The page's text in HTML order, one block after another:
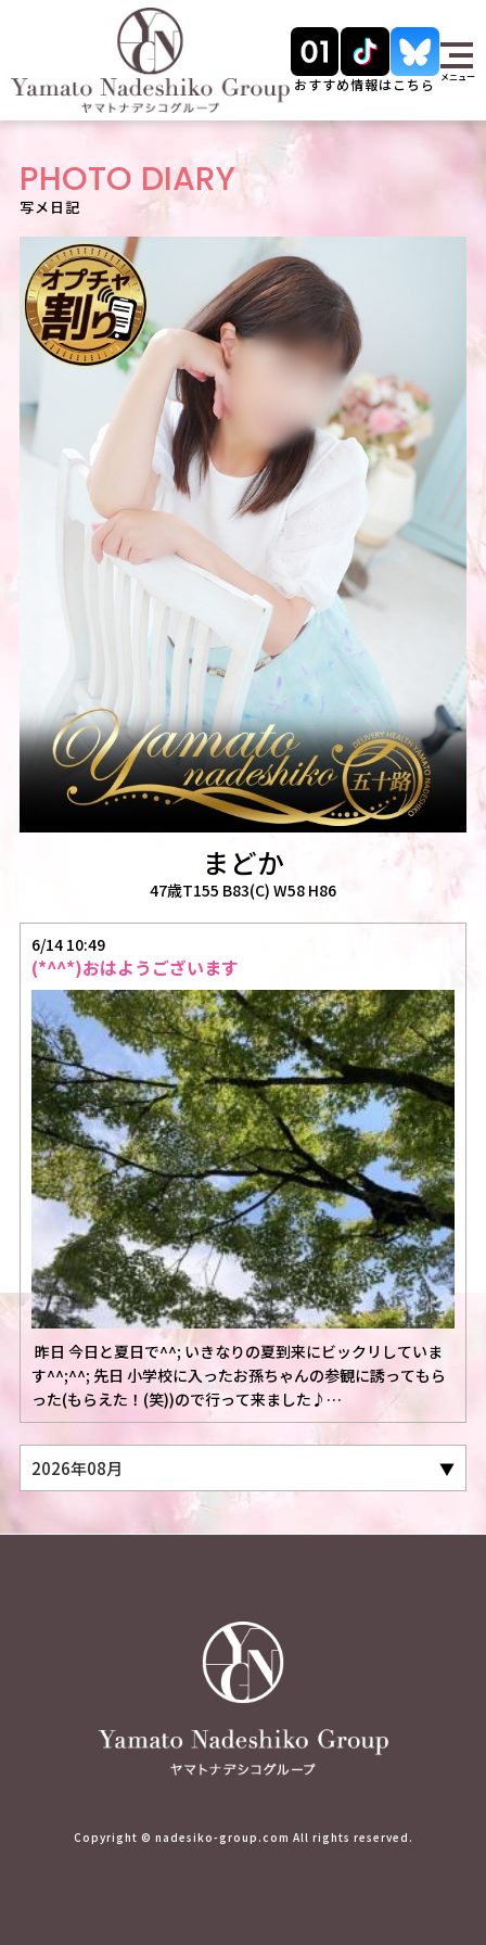
おすすめ情報はこちら メニュー
PHOTO DIARY
写メ日記
まどか
47歳T155 B83(C) W58 H86
6/14 10:49
(*^^*)おはようございます
す^^;^^; 先日 小学校に入ったお孫ちゃんの参観に誘ってもら
った(もらえた！(笑))ので行って来ました♪…
Copyright © nadesiko-group.com All rights reserved.